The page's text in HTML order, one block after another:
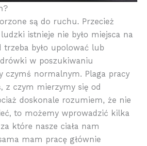
są do ruchu. Przecież
istnieje nie było miejsca na
trzeba było upolować lub
w poszukiwaniu
czymś normalnym. Plaga pracy
z czym mierzymy się od
doskonale rozumiem, że nie
to możemy wprowadzić kilka
które nasze ciała nam
mam pracę głównie